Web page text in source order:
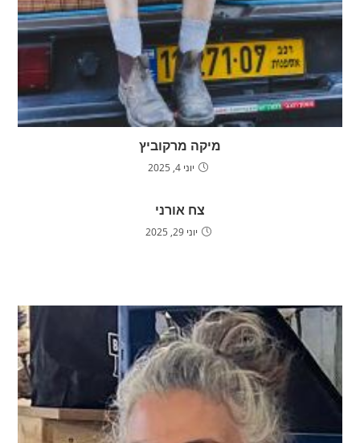
מיקה מרקוביץ
יוני 4, 2025
צח אורני
יוני 29, 2025